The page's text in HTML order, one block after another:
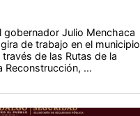
gobernador Julio Menchaca
de trabajo en el municipio
de las Rutas de la
Reconstrucción, ...